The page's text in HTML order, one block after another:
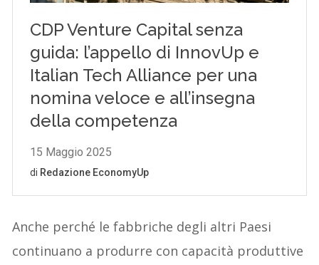
Anche perché le fabbriche degli altri Paesi
continuano a produrre con capacità produttive